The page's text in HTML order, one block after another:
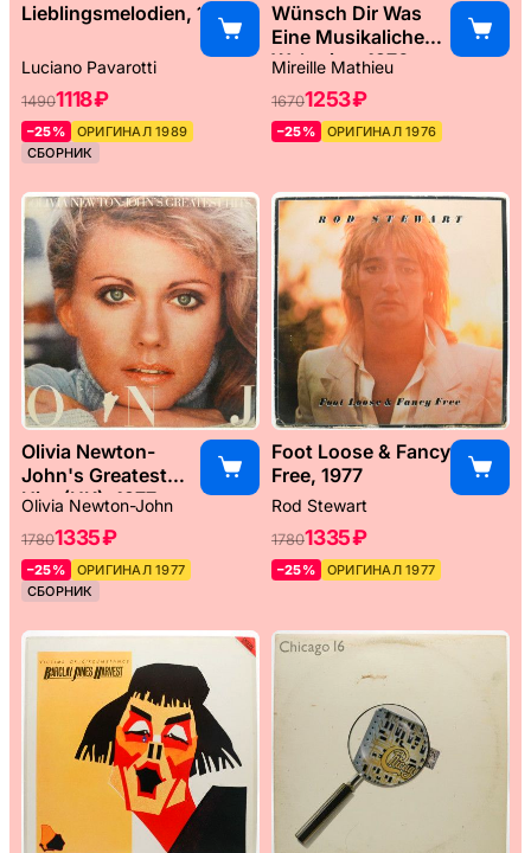
Lieblingsmelodien, 1989
Luciano Pavarotti
14901118 ₽
–25%
ОРИГИНАЛ 1989
СБОРНИК
Wünsch Dir Was
Eine Musikaliche
Weltreise, 1976
Mireille Mathieu
16701253 ₽
–25% ОРИГИНАЛ 1976
Olivia Newton-
John's Greatest
Hits (UK), 1977
Olivia Newton-John
17801335 ₽
–25%
ОРИГИНАЛ 1977
СБОРНИК
Foot Loose & Fancy
Free, 1977
Rod Stewart
17801335 ₽
–25% ОРИГИНАЛ 1977